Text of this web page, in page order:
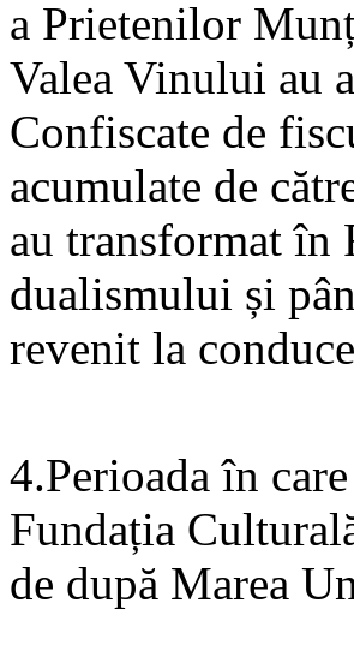
a Prietenilor
Valea Vinului au
Confiscate de
acumulate de
au transformat în
dualismului și
revenit la
4.Perioada în
Fundația
de după Marea